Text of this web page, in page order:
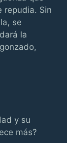
repudia. Sin
se
la
y su
más?